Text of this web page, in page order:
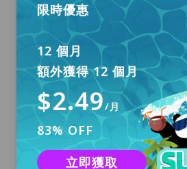
下載並安裝
限時優惠
12 個月
額外獲得 12 個月
$2.49/月
83% OFF
立即獲取